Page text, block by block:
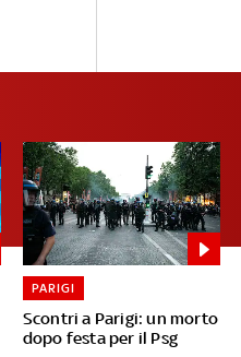
Scontri a Parigi: un morto
dopo festa per il Psg
PARIGI